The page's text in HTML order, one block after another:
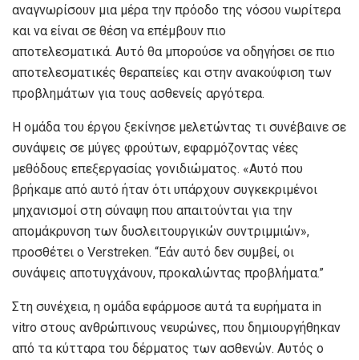
αναγνωρίσουν μια μέρα την πρόοδο της νόσου νωρίτερα
και να είναι σε θέση να επέμβουν πιο
αποτελεσματικά. Αυτό θα μπορούσε να οδηγήσει σε πιο
αποτελεσματικές θεραπείες και στην ανακούφιση των
προβλημάτων για τους ασθενείς αργότερα.
Η ομάδα του έργου ξεκίνησε μελετώντας τι συνέβαινε σε
συνάψεις σε μύγες φρούτων, εφαρμόζοντας νέες
μεθόδους επεξεργασίας γονιδιώματος. «Αυτό που
βρήκαμε από αυτό ήταν ότι υπάρχουν συγκεκριμένοι
μηχανισμοί στη σύναψη που απαιτούνται για την
απομάκρυνση των δυσλειτουργικών συντριμμιών»,
προσθέτει ο Verstreken. “Εάν αυτό δεν συμβεί, οι
συνάψεις αποτυγχάνουν, προκαλώντας προβλήματα.”
Στη συνέχεια, η ομάδα εφάρμοσε αυτά τα ευρήματα in
vitro στους ανθρώπινους νευρώνες, που δημιουργήθηκαν
από τα κύτταρα του δέρματος των ασθενών. Αυτός ο